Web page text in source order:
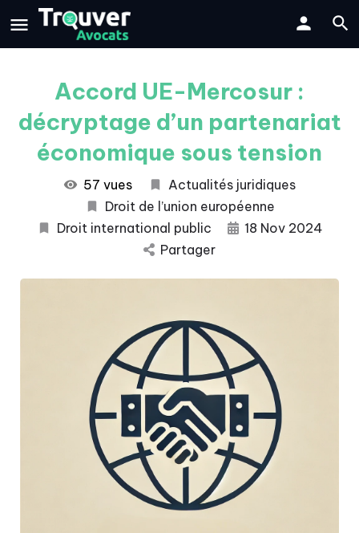
Accord UE-Mercosur :
décryptage d’un partenariat
économique sous tension
57 vues
Actualités juridiques
Droit de l’union européenne
Droit international public
18 Nov 2024
Partager